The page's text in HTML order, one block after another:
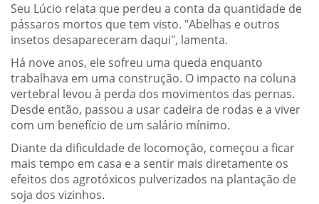
Seu Lúcio relata que perdeu a conta da quantidade de
pássaros mortos que tem visto. "Abelhas e outros
insetos desapareceram daqui", lamenta.
Há nove anos, ele sofreu uma queda enquanto
trabalhava em uma construção. O impacto na coluna
vertebral levou à perda dos movimentos das pernas.
Desde então, passou a usar cadeira de rodas e a viver
com um benefício de um salário mínimo.
Diante da dificuldade de locomoção, começou a ficar
mais tempo em casa e a sentir mais diretamente os
efeitos dos agrotóxicos pulverizados na plantação de
soja dos vizinhos.